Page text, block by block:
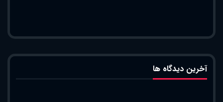
آخرین دیدگاه ها